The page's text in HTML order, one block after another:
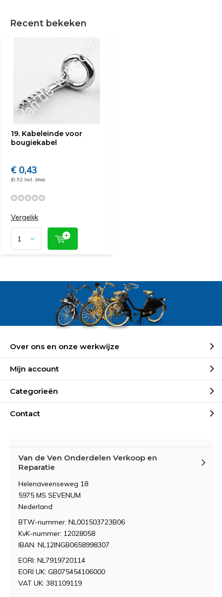
Recent bekeken
19. Kabeleinde voor
bougiekabel
€ 0,43
(0,52 Incl. btw)
Vergelijk
Over ons en onze werkwijze
Mijn account
Categorieën
Contact
Van de Ven Onderdelen Verkoop en
Reparatie
Helenaveenseweg 18
5975 MS SEVENUM
Nederland
BTW-nummer: NL001503723B06
KvK-nummer: 12028058
IBAN: NL12INGB0658998307
EORI: NL7919720114
EORI UK: GB075454106000
VAT UK: 381109119